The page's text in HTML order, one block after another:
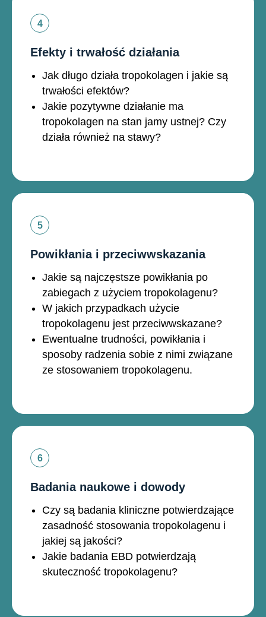
Efekty i trwałość działania
Jak długo działa tropokolagen i jakie są
trwałości efektów?
Jakie pozytywne działanie ma
tropokolagen na stan jamy ustnej? Czy
działa również na stawy?
Powikłania i przeciwwskazania
Jakie są najczęstsze powikłania po
zabiegach z użyciem tropokolagenu?
W jakich przypadkach użycie
tropokolagenu jest przeciwwskazane?
Ewentualne trudności, powikłania i
sposoby radzenia sobie z nimi związane
ze stosowaniem tropokolagenu.
Badania naukowe i dowody
Czy są badania kliniczne potwierdzające
zasadność stosowania tropokolagenu i
jakiej są jakości?
Jakie badania EBD potwierdzają
skuteczność tropokolagenu?